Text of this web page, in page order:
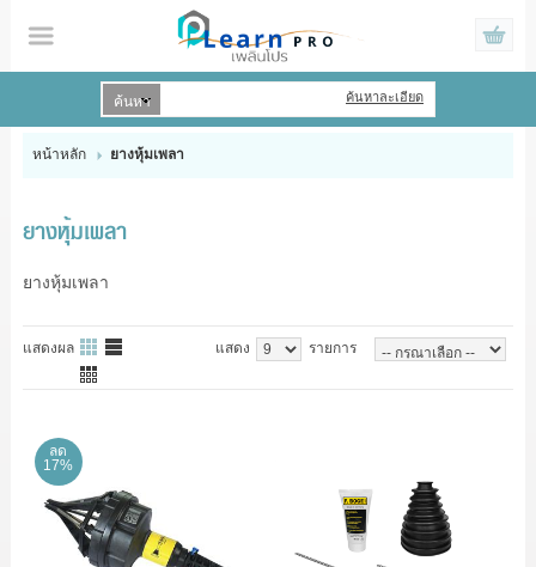
เข้าสู่ระบบ
HOME
PRODUCTS
BRAND
CONTACT US
LOG IN
ค้นหาละเอียด
หน้าหลัก ยางหุ้มเพลา
ยางหุ้มเพลา
ยางหุ้มเพลา
แสดงผล แสดง รายการ
ลด
17%